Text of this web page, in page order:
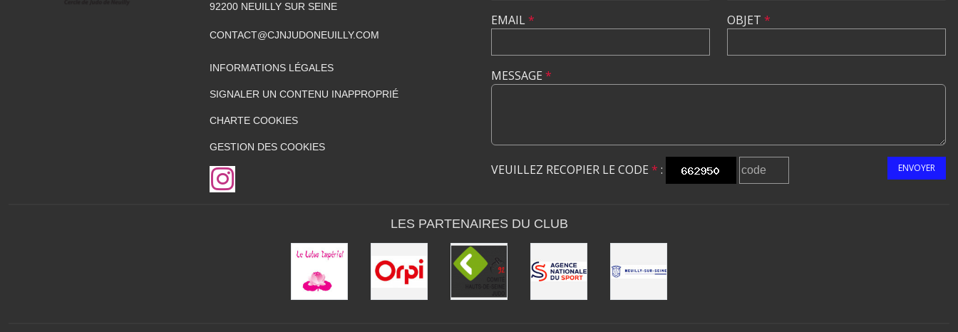
92200 NEUILLY SUR SEINE
CONTACT@CJNJUDONEUILLY.COM
INFORMATIONS LÉGALES
SIGNALER UN CONTENU INAPPROPRIÉ
CHARTE COOKIES
GESTION DES COOKIES
EMAIL* OBJET *
MESSAGE *
VEUILLEZ RECOPIER LE CODE * : ENVOYER
LES PARTENAIRES DU CLUB